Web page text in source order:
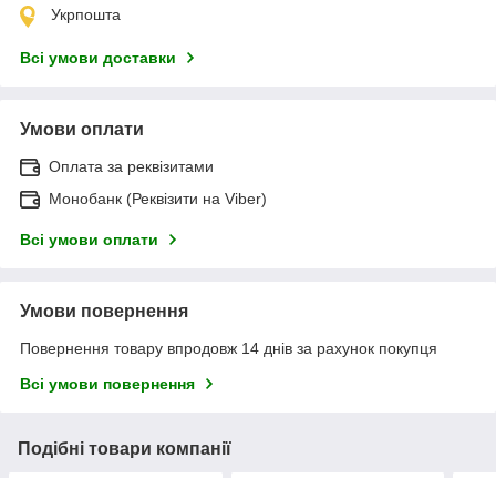
Укрпошта
Всі умови доставки
Умови оплати
Оплата за реквізитами
Монобанк (Реквізити на Viber)
Всі умови оплати
Умови повернення
Повернення товару впродовж 14 днів за рахунок покупця
Всі умови повернення
Подібні товари компанії